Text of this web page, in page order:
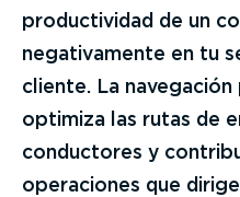
productividad de un
negativamente en tu
cliente. La navegación
optimiza las rutas de
conductores y
operaciones que